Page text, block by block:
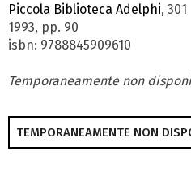
Piccola Biblioteca Adelphi, 301
1993, pp. 90
isbn: 9788845909610
Temporaneamente non
TEMPORANEAMENTE NON